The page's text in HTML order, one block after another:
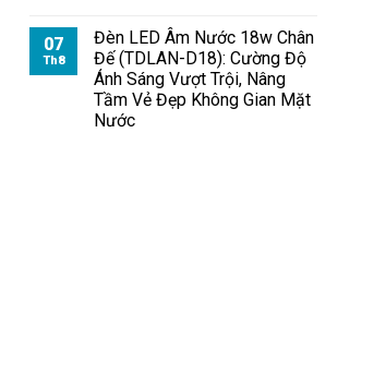
07
Th8
Đèn LED Âm Nước 18w Chân
Đế (TDLAN-D18): Cường Độ
Ánh Sáng Vượt Trội, Nâng
Tầm Vẻ Đẹp Không Gian Mặt
Nước